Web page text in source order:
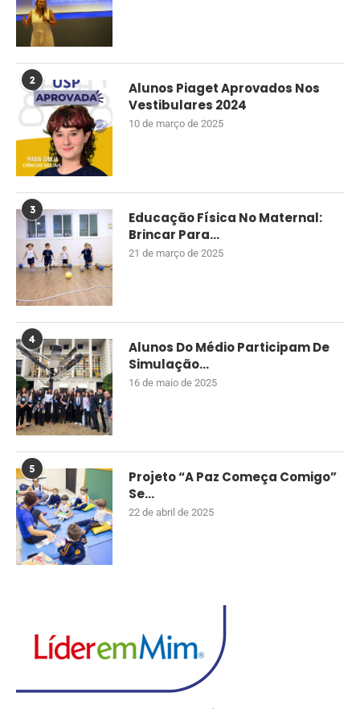
2
Alunos Piaget Aprovados Nos
Vestibulares 2024
10 de março de 2025
3
Educação Física No Maternal:
Brincar Para...
21 de março de 2025
4
Alunos Do Médio Participam De
Simulação...
16 de maio de 2025
5
Projeto “A Paz Começa Comigo”
Se...
22 de abril de 2025